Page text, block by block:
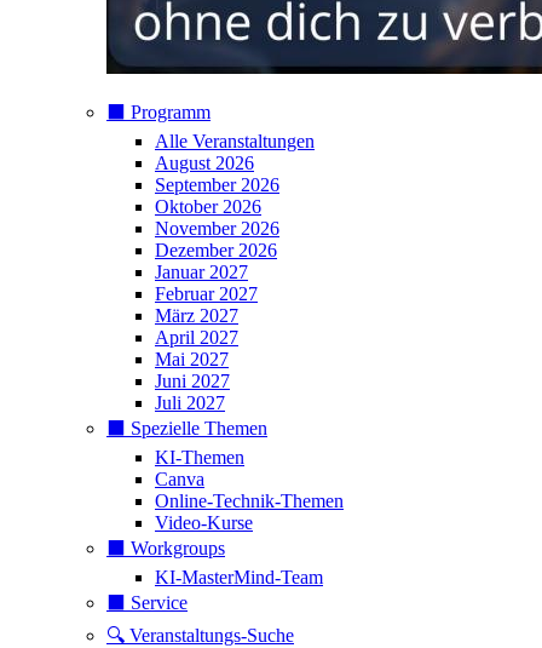
⬛️ Programm
Alle Veranstaltungen
August 2026
September 2026
Oktober 2026
November 2026
Dezember 2026
Januar 2027
Februar 2027
März 2027
April 2027
Mai 2027
Juni 2027
Juli 2027
⬛️ Spezielle Themen
KI-Themen
Canva
Online-Technik-Themen
Video-Kurse
⬛️ Workgroups
KI-MasterMind-Team
⬛️ Service
🔍 Veranstaltungs-Suche